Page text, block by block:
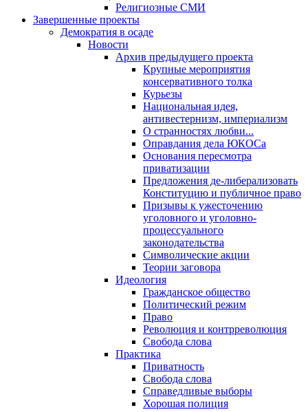
Религиозные СМИ
Завершенные проекты
Демократия в осаде
Новости
Архив предыдущего проекта
Крупные мероприятия
консервативного толка
Курьезы
Национальная идея,
антивестернизм, империализм
О странностях любви...
Оправдания дела ЮКОСа
Основания пересмотра
приватизации
Предложения де-либерализовать
Конституцию и публичное право
Призывы к ужесточению
уголовного и уголовно-
процессуального
законодательства
Символические акции
Теории заговора
Идеология
Гражданское общество
Политический режим
Право
Революция и контрреволюция
Свобода слова
Практика
Приватность
Свобода слова
Справедливые выборы
Хорошая полиция